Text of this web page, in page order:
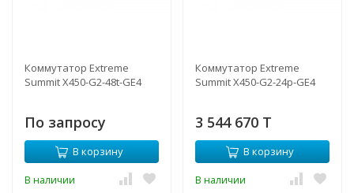
Коммутатор Extreme
Summit X450-G2-48t-GE4
По запросу
В корзину
В наличии
Коммутатор Extreme
Summit X450-G2-24p-GE4
3 544 670 T
В корзину
В наличии